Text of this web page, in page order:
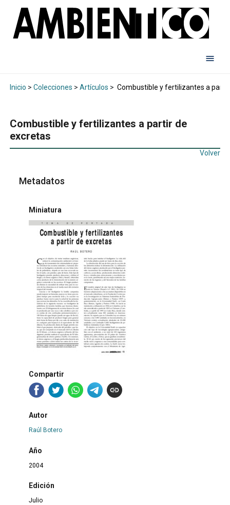
Inicio > Colecciones > Artículos > Combustible y fertilizantes a
Combustible y fertilizantes a partir de
excretas
Volver
Metadatos
Miniatura
Compartir
Autor
Raúl Botero
Año
2004
Edición
Julio